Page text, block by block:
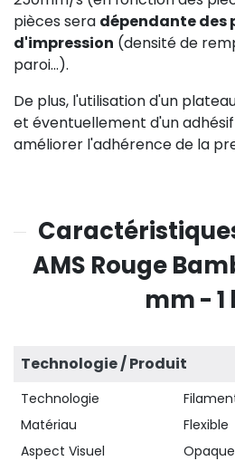
pièces sera dépendante des
d'impression (densité de
paroi...).
De plus, l'utilisation d'un
et éventuellement d'un
améliorer l'adhérence de la
AMS Rouge
mm - 1
Technologie / Produit
Technologie
Matériau
Flexible
Aspect Visuel
Opaque